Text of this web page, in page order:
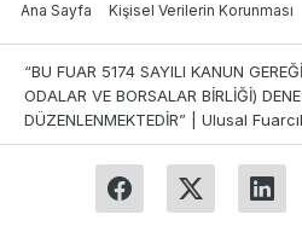
Ana Sayfa Kişisel Verilerin Korunması
“BU FUAR 5174 SAYILI KANUN
ODALAR VE BORSALAR BİRLİĞİ)
DÜZENLENMEKTEDİR” | Ulusal